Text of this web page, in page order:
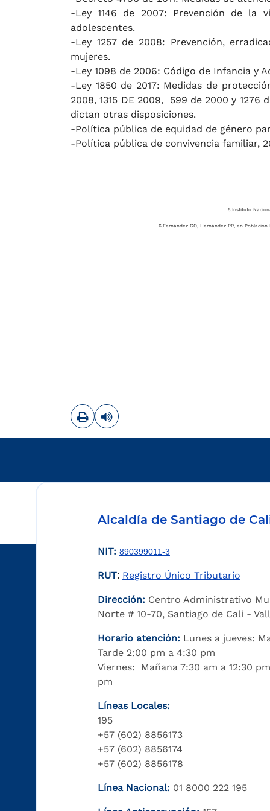
-Ley 1146 de 2007: Prevención de la
adolescentes.
-Ley 1257 de 2008: Prevención,
mujeres.
-Ley 1098 de 2006: Código de Infancia y
-Ley 1850 de 2017: Medidas de
2008, 1315 DE 2009, 599 de 2000 y
dictan otras disposiciones.
-Política pública de equidad de género
-Política pública de convivencia familiar,
5.Instituto
6.Fernández GO, Hernández PR, en
ImprimirLeer contenido
Alcaldía de Santiago de
NIT: 890399011-3
RUT: Registro Único Tributario
Dirección: Centro Administrativo
Norte # 10-70, Santiago de Cali -
Horario atención: Lunes a jueves:
Tarde 2:00 pm a 4:30 pm
Viernes: Mañana 7:30 am a 12:30
pm
Líneas Locales:
195
+57 (602) 8856173
+57 (602) 8856174
+57 (602) 8856178
Línea Nacional: 01 8000 222 195